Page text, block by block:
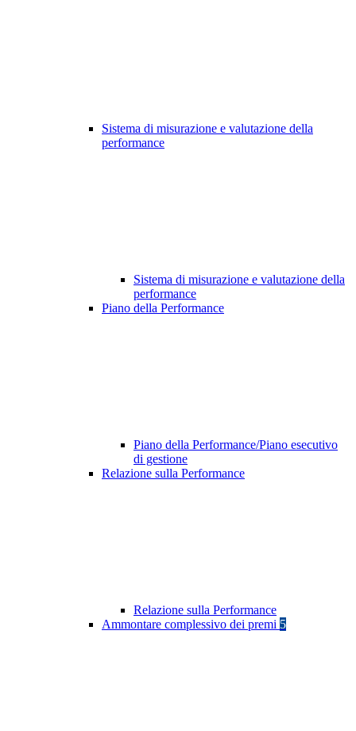
Sistema di misurazione e valutazione della
performance
Sistema di misurazione e valutazione della
performance
Piano della Performance
Piano della Performance/Piano esecutivo
di gestione
Relazione sulla Performance
Relazione sulla Performance
Ammontare complessivo dei premi 5